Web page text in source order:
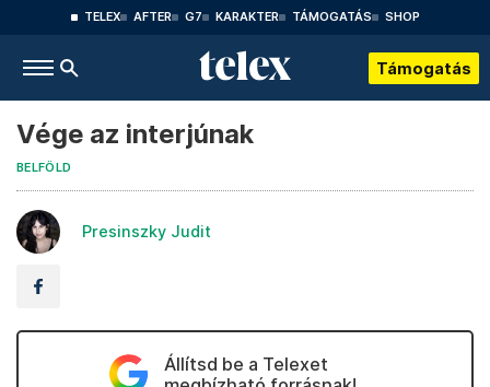
TELEX AFTER G7 KARAKTER TÁMOGATÁS SHOP
Támogatás
Vége az interjúnak
BELFÖLD
Presinszky Judit
Állítsd be a Telexet